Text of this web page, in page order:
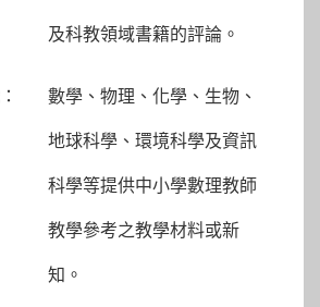
及科教領域書籍的評論。
： 數學、物理、化學、生物、
地球科學、環境科學及資訊
科學等提供中小學數理教師
教學參考之教學材料或新
知。